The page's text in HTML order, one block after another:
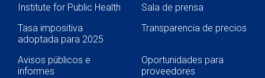
Institute for Public Health
Sala de prensa
Tasa impositiva
adoptada para 2025
Transparencia de precios
Avisos públicos e
informes
Oportunidades para
proveedores